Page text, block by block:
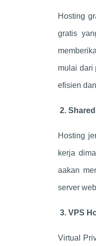
Hosting
gratis
mulai dari
efisien
2.
Hosting
kerja
aakan
server
3. VPS
Virtual